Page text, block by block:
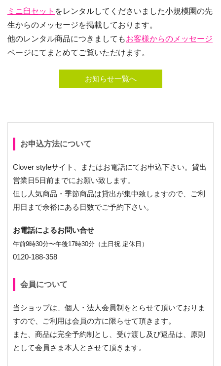
ミニ臼セット をレンタルしてくださいました小規模園の先
生からのメッセージを掲載しております。
他のレンタル商品につきましてもお客様からのメッセージ
ページにてまとめてご覧いただけます。
お知らせ一覧へ
お申込方法について
Clover styleサイト、またはお電話にてお申込下さい。貸出
営業日5日前までにお願い致します。
但し人気商品・季節商品は貸出が集中致しますので、ご利
用日まで余裕にある日数でご予約下さい。
お電話によるお問い合せ
午前9時30分〜午後17時30分（土日祝 定休日）
0120-188-358
会員について
当ショップは、個人・法人会員制をとらせて頂いておりま
すので、ご利用は会員の方に限らせて頂きます。
また、商品は完全予約制とし、受け渡し及び返品は、原則
として会員さま本人とさせて頂きます。